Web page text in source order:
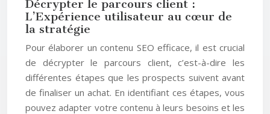
Décrypter le parcours client :
L’Expérience utilisateur au cœur de
la stratégie
Pour élaborer un contenu SEO efficace, il est crucial
de décrypter le parcours client, c’est-à-dire les
différentes étapes que les prospects suivent avant
de finaliser un achat. En identifiant ces étapes, vous
pouvez adapter votre contenu à leurs besoins et les